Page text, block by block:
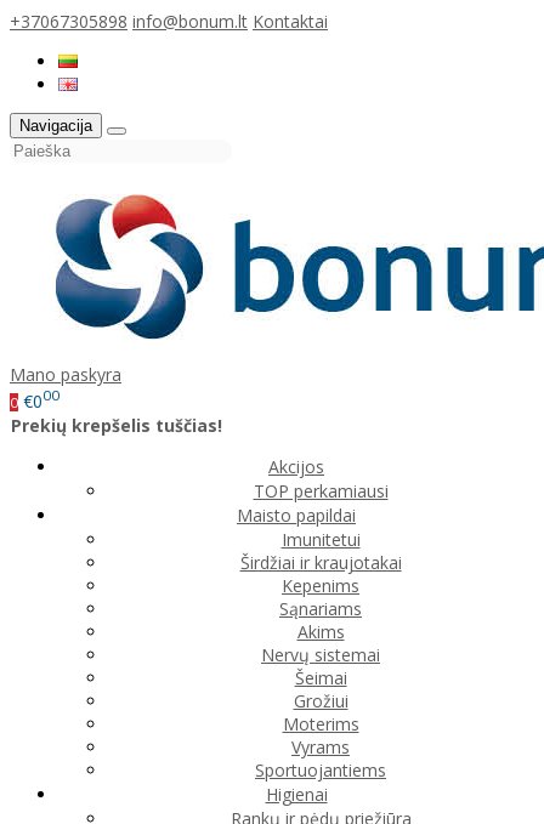
+37067305898 info@bonum.lt Kontaktai
Navigacija
Mano paskyra
0 €000
Prekių krepšelis tuščias!
Akcijos
TOP perkamiausi
Maisto papildai
Imunitetui
Širdžiai ir kraujotakai
Kepenims
Sąnariams
Akims
Nervų sistemai
Šeimai
Grožiui
Moterims
Vyrams
Sportuojantiems
Higienai
Rankų ir pėdų priežiūra